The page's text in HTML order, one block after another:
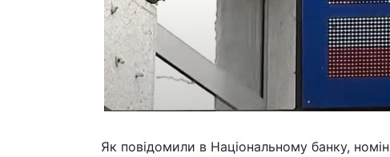
Як повідомили в Національному банку,